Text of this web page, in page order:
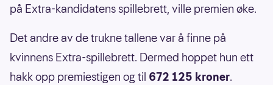
på Extra-kandidatens spillebrett, ville premien øke.
Det andre av de trukne tallene var å finne på
kvinnens Extra-spillebrett. Dermed hoppet hun ett
hakk opp premiestigen og til 672 125 kroner.